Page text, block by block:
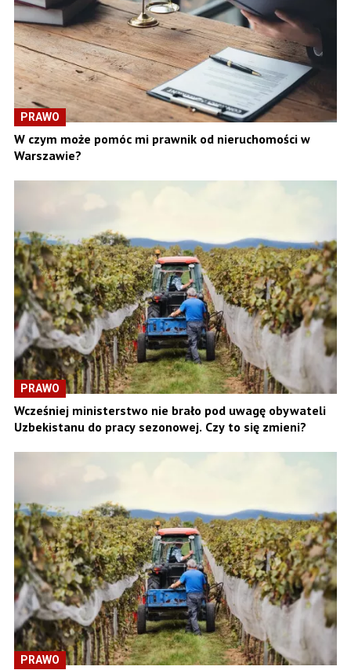
PRAWO
W czym może pomóc mi prawnik od nieruchomości w
Warszawie?
PRAWO
Wcześniej ministerstwo nie brało pod uwagę obywateli
Uzbekistanu do pracy sezonowej. Czy to się zmieni?
PRAWO